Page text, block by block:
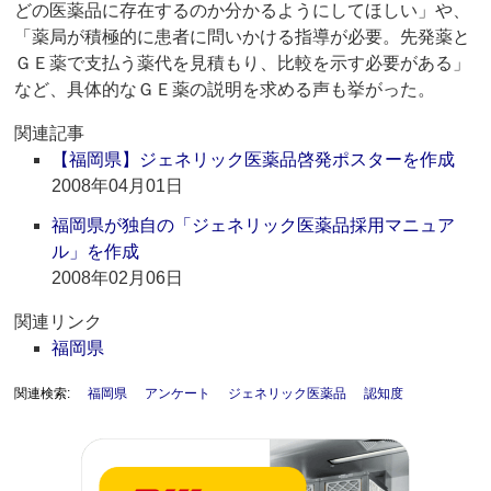
どの医薬品に存在するのか分かるようにしてほしい」や、
「薬局が積極的に患者に問いかける指導が必要。先発薬と
ＧＥ薬で支払う薬代を見積もり、比較を示す必要がある」
など、具体的なＧＥ薬の説明を求める声も挙がった。
関連記事
【福岡県】ジェネリック医薬品啓発ポスターを作成
2008年04月01日
福岡県が独自の「ジェネリック医薬品採用マニュア
ル」を作成
2008年02月06日
関連リンク
福岡県
関連検索: 福岡県 アンケート ジェネリック医薬品 認知度